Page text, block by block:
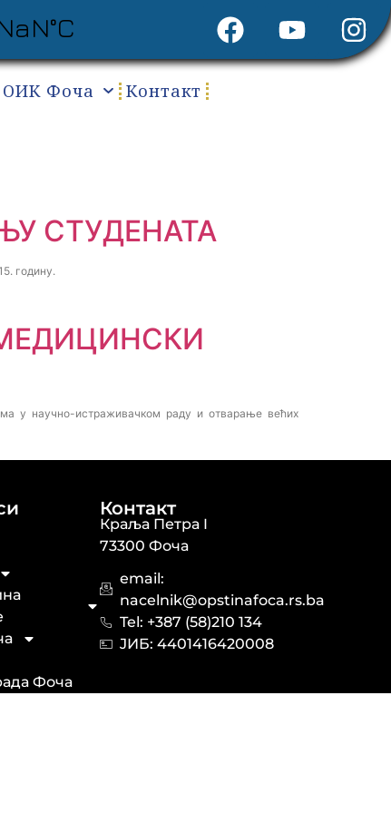
ОИК Фоча
Контакт
СТУДЕНАТА
годину.
у научно-истраживачком раду и отварање већих
Фоча
Контакт
Краља Петра I
73300 Фоча
email:
nacelnik@opstinafoca.rs.ba
Tel: +387 (58)210 134
JИБ: 44014164​20008